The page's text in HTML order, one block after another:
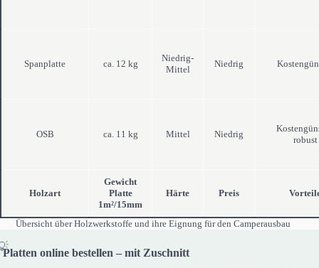
Spanplatte ca. 12 kg
Niedrig-
Mittel
Niedrig
OSB ca. 11 kg Mittel Niedrig
robust
Holzart
Gewicht
Platte
1m²/15mm
Härte Preis
Übersicht über Holzwerkstoffe und ihre Eignung für den Camperausbau
Platten online bestellen – mit Zuschnitt